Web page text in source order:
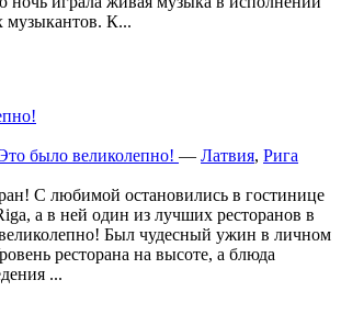
музыкантов. К...
было великолепно! — Латвия, Рига
С любимой остановились в гостинице
а в ней один из лучших ресторанов в
Был чудесный ужин в личном
ресторана на высоте, а блюда
...